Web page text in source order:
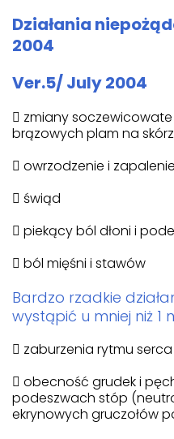
Działania
2004
Ver.5/ July 2004
 zmiany
brązowych plam na
 owrzodzenie i
 świąd
 piekący ból dłoni i
 ból mięśni i stawów
Bardzo rzadkie
wystąpić u mniej niż 1
 zaburzenia rytmu serca
 obecność grudek i
podeszwach stóp
ekrynowych gruczołów